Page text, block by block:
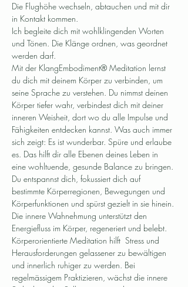
Die Flughöhe wechseln, abtauchen und mit dir
in Kontakt kommen.
Ich begleite dich mit wohlklingenden Worten
und Tönen. Die Klänge ordnen, was geordnet
werden darf.
Mit der KlangEmbodiment® Meditation lernst
du dich mit deinem Körper zu verbinden, um
seine Sprache zu verstehen. Du nimmst deinen
Körper tiefer wahr, verbindest dich mit deiner
inneren Weisheit, dort wo du alle Impulse und
Fähigkeiten entdecken kannst. Was auch immer
sich zeigt: Es ist wunderbar. Spüre und erlaube
es. Das hilft dir alle Ebenen deines Leben in
eine wohltuende, gesunde Balance zu bringen.
Du entspannst dich, fokussiert dich auf
bestimmte Körperregionen, Bewegungen und
Körperfunktionen und spürst gezielt in sie hinein.
Die innere Wahnehmung unterstützt den
Energiefluss im Körper, regeneriert und belebt.
Körperorientierte Meditation hilft  Stress und
Herausforderungen gelassener zu bewältigen
und innerlich ruhiger zu werden. Bei
regelmässigem Praktizieren, wächst die innere